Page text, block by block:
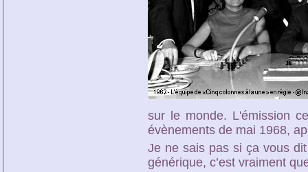
sur le monde. L'émission
évènements de mai 1968,
Je ne sais pas si ça vous
générique, c’est vraiment